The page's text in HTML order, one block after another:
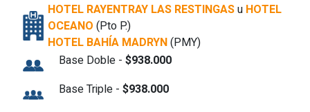
HOTEL RAYENTRAY LAS RESTINGASu HOTEL
OCEANO (Pto P.)
HOTEL BAHÍA MADRYN(PMY)
Base Doble - $938.000
Base Triple - $938.000